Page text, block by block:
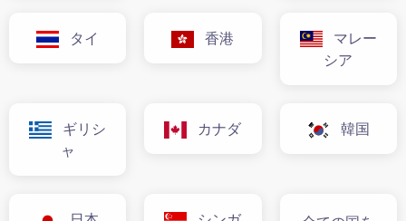
タイ 香港
マレー
シア
ギリシ
ャ
カナダ 韓国